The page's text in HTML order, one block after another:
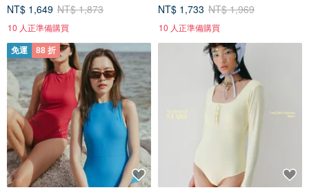
NT$ 1,649 NT$ 1,873
10 人正準備購買
NT$ 1,733 NT$ 1,969
10 人正準備購買
免運 88 折